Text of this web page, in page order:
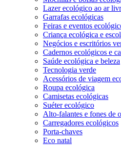
Lazer ecológico ao ar
Garrafas ecológicas
Feiras e eventos
Criança ecológica e
Negócios e escritórios
Cadernos ecológicos e
Saúde ecológica e beleza
Tecnologia verde
Acessórios de viagem
Roupa ecológica
Camisetas ecológicas
Suéter ecológico
Alto-falantes e fones de
Carregadores ecológicos
Porta-chaves
Eco natal